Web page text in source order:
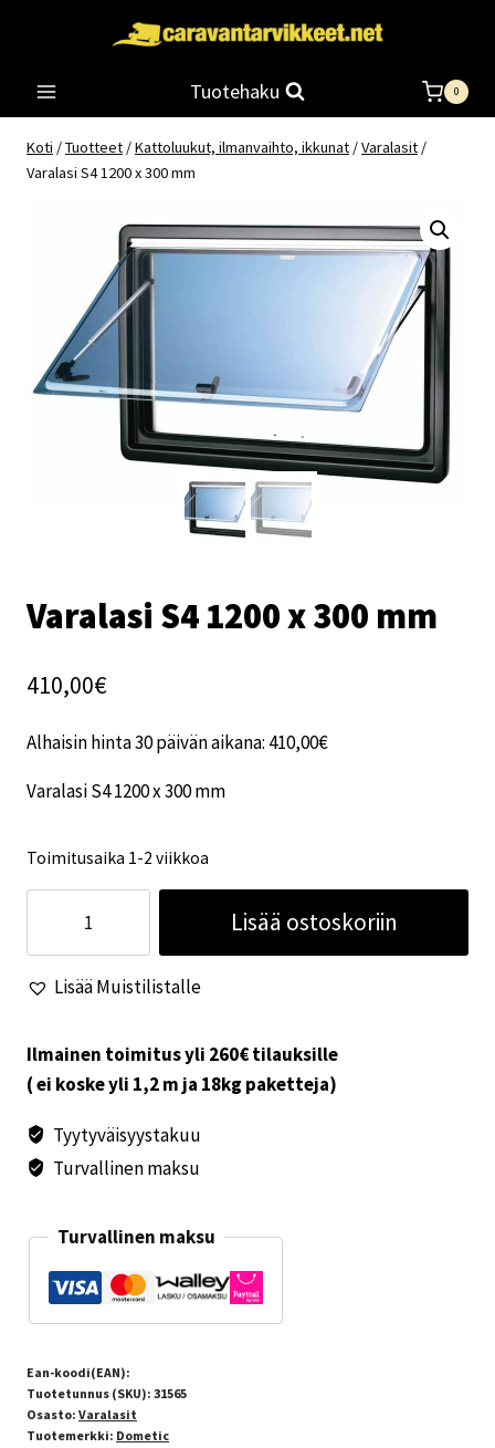
Tuotehaku 0
Koti /Tuotteet /Kattoluukut, ilmanvaihto, ikkunat /Varalasit /
Varalasi S4 1200 x 300 mm
Varalasi S4 1200 x 300 mm
410,00€
Alhaisin hinta 30 päivän aikana: 410,00€
Varalasi S4 1200 x 300 mm
Toimitusaika 1-2 viikkoa
1200
x
mm
määrä
Lisää ostoskoriin
Lisää Muistilistalle
Ilmainen toimitus yli 260€ tilauksille
( ei koske yli 1,2 m ja 18kg paketteja)
Tyytyväisyystakuu
Turvallinen maksu
Turvallinen maksu
Ean-koodi(EAN):
Tuotetunnus (SKU): 31565
Osasto: Varalasit
Tuotemerkki: Dometic